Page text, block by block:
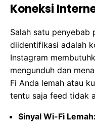
Koneksi
Salah satu penyebab
diidentifikasi adalah
Instagram
mengunduh dan
Fi Anda lemah atau
tentu saja feed tidak
Sinyal Wi-Fi Lemah: